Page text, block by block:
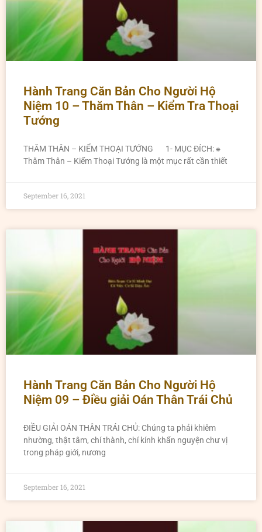
Hành Trang Căn Bản Cho Người Hộ
Niệm 10 – Thăm Thân – Kiểm Tra Thoại
Tướng
THĂM THÂN – KIỂM THOẠI TƯỚNG 1- MỤC ĐÍCH: ⁕
Thăm Thân – Kiểm Thoại Tướng là một mục rất cần thiết
September 16, 2021
Hành Trang Căn Bản Cho Người Hộ
Niệm 09 – Điều giải Oán Thân Trái Chủ
ĐIỀU GIẢI OÁN THÂN TRÁI CHỦ: Chúng ta phải khiêm
nhường, thật tâm, chí thành, chí kính khẩn nguyện chư vị
trong pháp giới, nương
September 16, 2021